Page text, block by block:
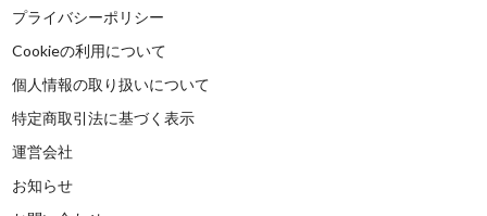
プライバシーポリシー
Cookieの利用について
個人情報の取り扱いについて
特定商取引法に基づく表示
運営会社
お知らせ